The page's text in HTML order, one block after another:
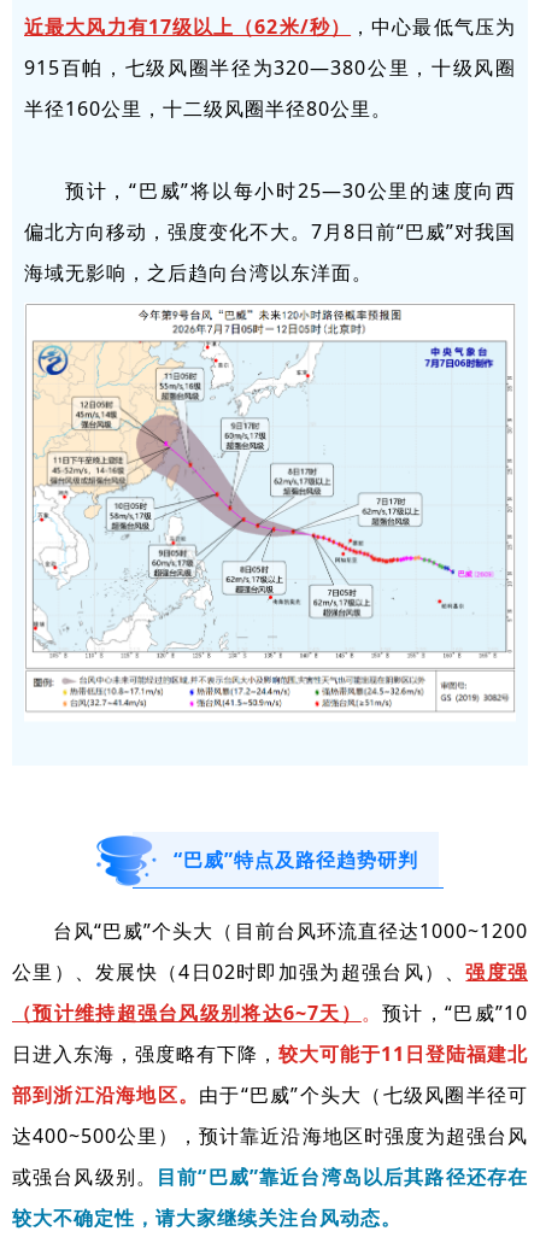
近最大风力有17级以上（62米/秒）
，中心最低气压为
915百帕，七级风圈半径为320—380公里，十级风圈
半径160公里，十二级风圈半径80公里。
预计，“巴威”将以每小时25—30公里的速度向西
偏北方向移动，强度变化不大。7月8日前“巴威”对我国
海域无影响，之后趋向台湾以东洋面。
“巴威”特点及路径趋势研判
台风“巴威”个头大（目前台风环流直径达1000~1200
公里）、发展快（4日02时即加强为超强台风）、强度强
（预计维持超强台风级别将达6~7天） 。预计，“巴威”10
日进入东海，强度略有下降， 较大可能于11日登陆福建北
部到浙江沿海地区。 由于“巴威”个头大（七级风圈半径可
达400~500公里），预计靠近沿海地区时强度为超强台风
或强台风级别。 目前“巴威”靠近台湾岛以后其路径还存在
较大不确定性，请大家继续关注台风动态。